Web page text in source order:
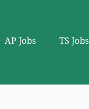
AP Jobs TS Jobs